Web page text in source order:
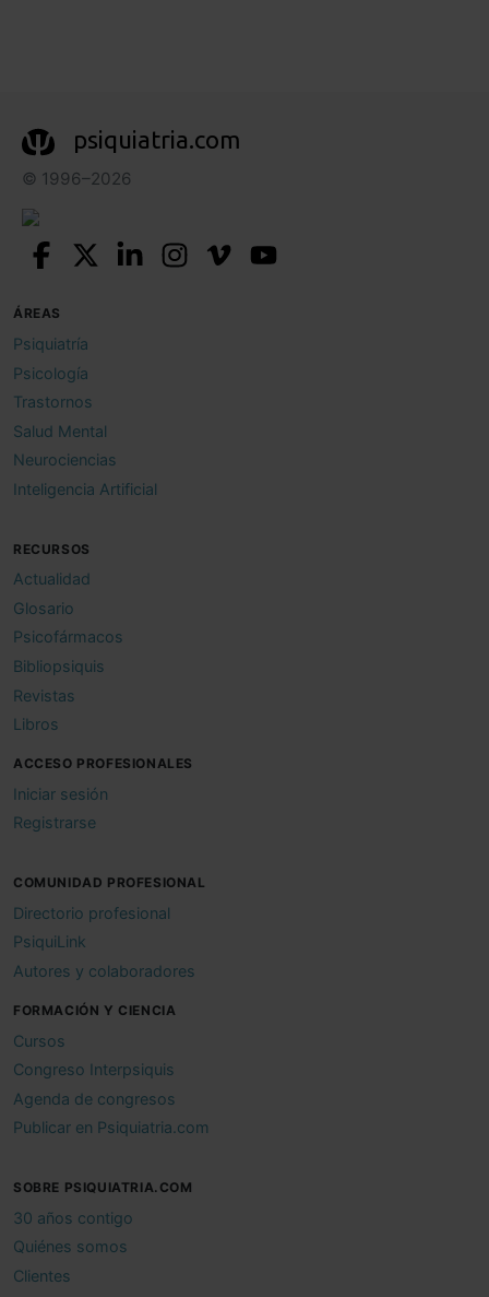
psiquiatria.com
© 1996–2026
ÁREAS
Psiquiatría
Psicología
Trastornos
Salud Mental
Neurociencias
Inteligencia Artificial
RECURSOS
Actualidad
Glosario
Psicofármacos
Bibliopsiquis
Revistas
Libros
ACCESO PROFESIONALES
Iniciar sesión
Registrarse
COMUNIDAD PROFESIONAL
Directorio profesional
PsiquiLink
Autores y colaboradores
FORMACIÓN Y CIENCIA
Cursos
Congreso Interpsiquis
Agenda de congresos
Publicar en Psiquiatria.com
SOBRE PSIQUIATRIA.COM
30 años contigo
Quiénes somos
Clientes